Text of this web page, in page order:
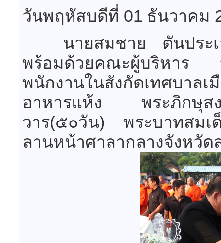
วันพฤหัสบดีที่ 01 ธันวาคม
นายสมชาย ตันประเสริ
พร้อมด้วยคณะผู้บริหาร
พนักงานในสังกัดเทศบาล
อาหารแห้ง พระภิกษุส
วาร(๕๐วัน) พระบาทสม
ลานหน้าศาลากลางจังหวัด